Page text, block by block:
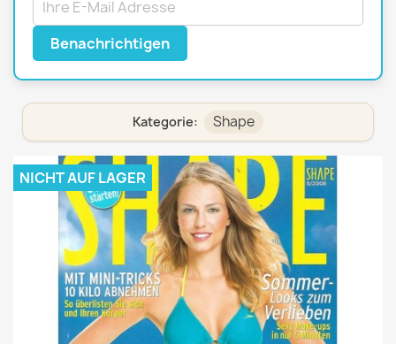
Benachrichtigen
Kategorie: Shape
NICHT AUF LAGER